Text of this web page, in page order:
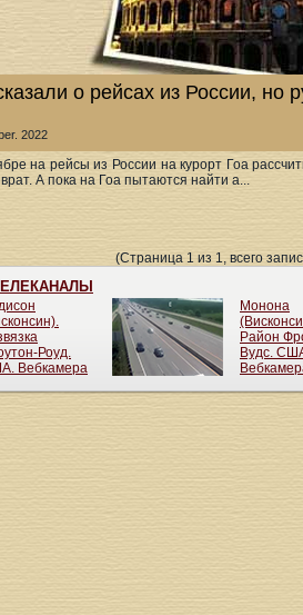
о рейсах из России, но
2022
на рейсы из России на курорт Гоа
А пока на Гоа пытаются найти а...
(Страница 1 из 1, всего